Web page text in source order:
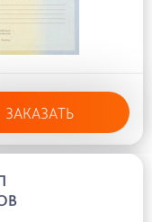
ЗАКАЗАТЬ